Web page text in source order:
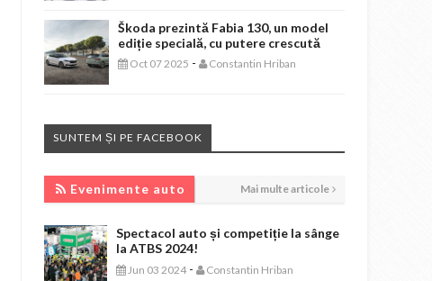
Škoda prezintă Fabia 130, un model
ediție specială, cu putere crescută
Oct 07 2025 - Constantin Hriban
SUNTEM ȘI PE FACEBOOK
Evenimente auto Mai multe articole
Spectacol auto și competiție la sânge
la ATBS 2024!
Jun 03 2024 - Constantin Hriban